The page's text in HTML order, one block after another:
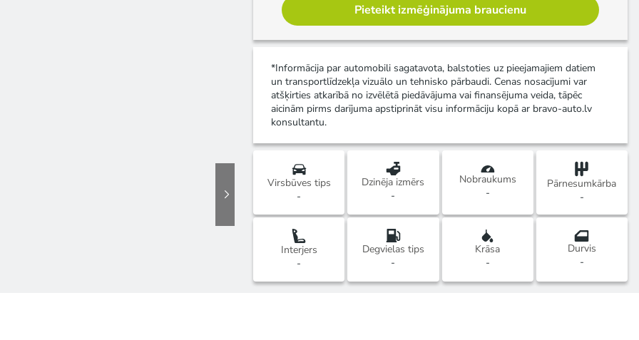
Pieteikt izmēģinājuma braucienu
*Informācija par automobili sagatavota, balstoties uz pieejamajiem datiem
un transportlīdzekļa vizuālo un tehnisko pārbaudi. Cenas nosacījumi var
atšķirties atkarībā no izvēlētā piedāvājuma vai finansējuma veida, tāpēc
aicinām pirms darījuma apstiprināt visu informāciju kopā ar bravo-auto.lv
konsultantu.
Virsbūves tips
-
Dzinēja izmērs
-
Nobraukums
-
Pārnesumkārba
-
Interjers
-
Degvielas tips
-
Krāsa
-
Durvis
-